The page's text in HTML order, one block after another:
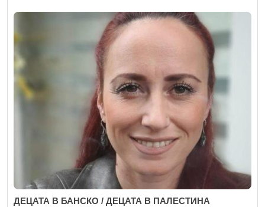
ДЕЦАТА В БАНСКО / ДЕЦАТА В ПАЛЕСТИНА